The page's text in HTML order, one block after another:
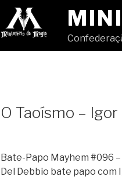
O Taoísmo – Igor
Bate-Papo Mayhem #096
Del Debbio bate papo com